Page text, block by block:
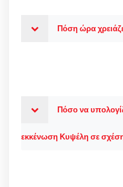
Πόση ώρα
Πόσο να
εκκένωση Κυψέλη σε